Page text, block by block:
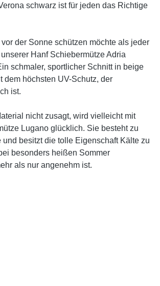
schwarz ist für jeden das Richtige
der Sonne schützen möchte als jeder
Hanf Schiebermütze Adria
schmaler, sportlicher Schnitt in beige
dem höchsten UV-Schutz, der
ist.
nicht zusagt, wird vielleicht mit
Lugano glücklich. Sie besteht zu
und besitzt die tolle Eigenschaft Kälte zu
besonders heißen Sommer
als nur angenehm ist.